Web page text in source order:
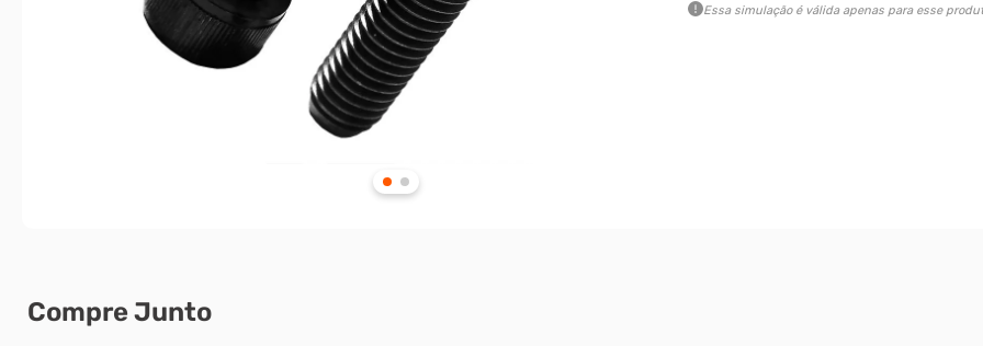
Essa simulação é válida apenas para esse
Compre Junto